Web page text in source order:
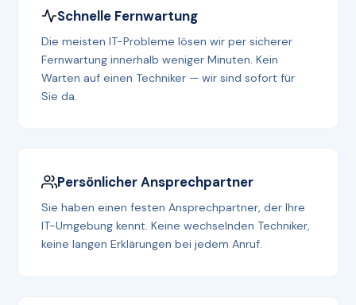
Schnelle Fernwartung
Die meisten IT-Probleme lösen wir per sicherer
Fernwartung innerhalb weniger Minuten. Kein
Warten auf einen Techniker — wir sind sofort für
Sie da.
Persönlicher Ansprechpartner
Sie haben einen festen Ansprechpartner, der Ihre
IT-Umgebung kennt. Keine wechselnden Techniker,
keine langen Erklärungen bei jedem Anruf.